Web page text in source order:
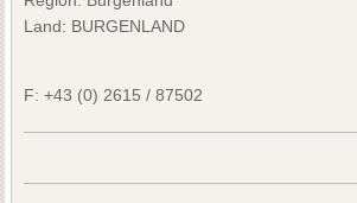
Land: BURGENLAND
F: +43 (0) 2615 / 87502